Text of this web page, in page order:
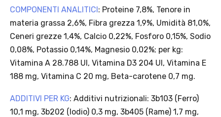
COMPONENTI ANALITICI : Proteine 7,8%, Tenore in
materia grassa 2,6%, Fibra grezza 1,9%, Umidità 81,0%,
Ceneri grezze 1,4%, Calcio 0,22%, Fosforo 0,15%, Sodio
0,08%, Potassio 0,14%, Magnesio 0,02%; per kg:
Vitamina A 28.788 UI, Vitamina D3 204 UI, Vitamina E
188 mg, Vitamina C 20 mg, Beta-carotene 0,7 mg.
ADDITIVI PER KG: Additivi nutrizionali: 3b103 (Ferro)
10,1 mg, 3b202 (Iodio) 0,3 mg, 3b405 (Rame) 1,7 mg,